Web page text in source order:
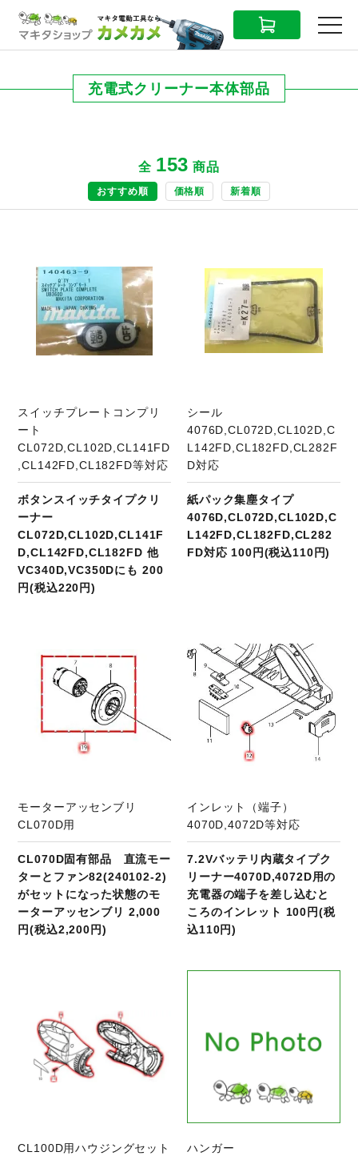
CART MENU
充電式クリーナー本体部品
全 153 商品
おすすめ順 価格順 新着順
スイッチプレートコンプリ
ート
CL072D,CL102D,CL141FD
,CL142FD,CL182FD等対応
ボタンスイッチタイプクリ
ーナー
CL072D,CL102D,CL141F
D,CL142FD,CL182FD 他
VC340D,VC350Dにも 200
円(税込220円)
シール
4076D,CL072D,CL102D,C
L142FD,CL182FD,CL282F
D対応
紙パック集塵タイプ
4076D,CL072D,CL102D,C
L142FD,CL182FD,CL282
FD対応 100円(税込110円)
モーターアッセンブリ
CL070D用
CL070D固有部品 直流モー
ターとファン82(240102‐2)
がセットになった状態のモ
ーターアッセンブリ 2,000
円(税込2,200円)
インレット（端子）
4070D,4072D等対応
7.2Vバッテリ内蔵タイプク
リーナー4070D,4072D用の
充電器の端子を差し込むと
ころのインレット 100円(税
込110円)
CL100D用ハウジングセット
ハンガー